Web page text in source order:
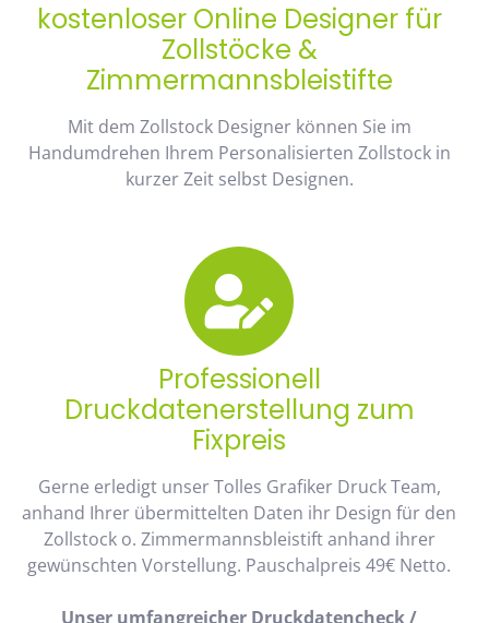
kostenloser Online Designer für
Zollstöcke &
Zimmermannsbleistifte
Mit dem Zollstock Designer können Sie im
Handumdrehen Ihrem Personalisierten Zollstock in
kurzer Zeit selbst Designen.
Professionell
Druckdatenerstellung zum
Fixpreis
Gerne erledigt unser Tolles Grafiker Druck Team,
anhand Ihrer übermittelten Daten ihr Design für den
Zollstock o. Zimmermannsbleistift anhand ihrer
gewünschten Vorstellung. Pauschalpreis 49€ Netto.
Unser umfangreicher Druckdatencheck /